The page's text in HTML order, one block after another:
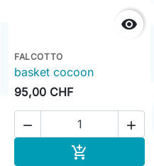

FALCOTTO
basket cocoon
95,00 CHF
 
